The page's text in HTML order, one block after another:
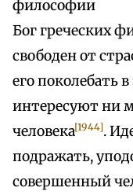
философии
Бог греческих
свободен от
его поколебать
интересуют ни
человека[1944].
подражать,
совершенный